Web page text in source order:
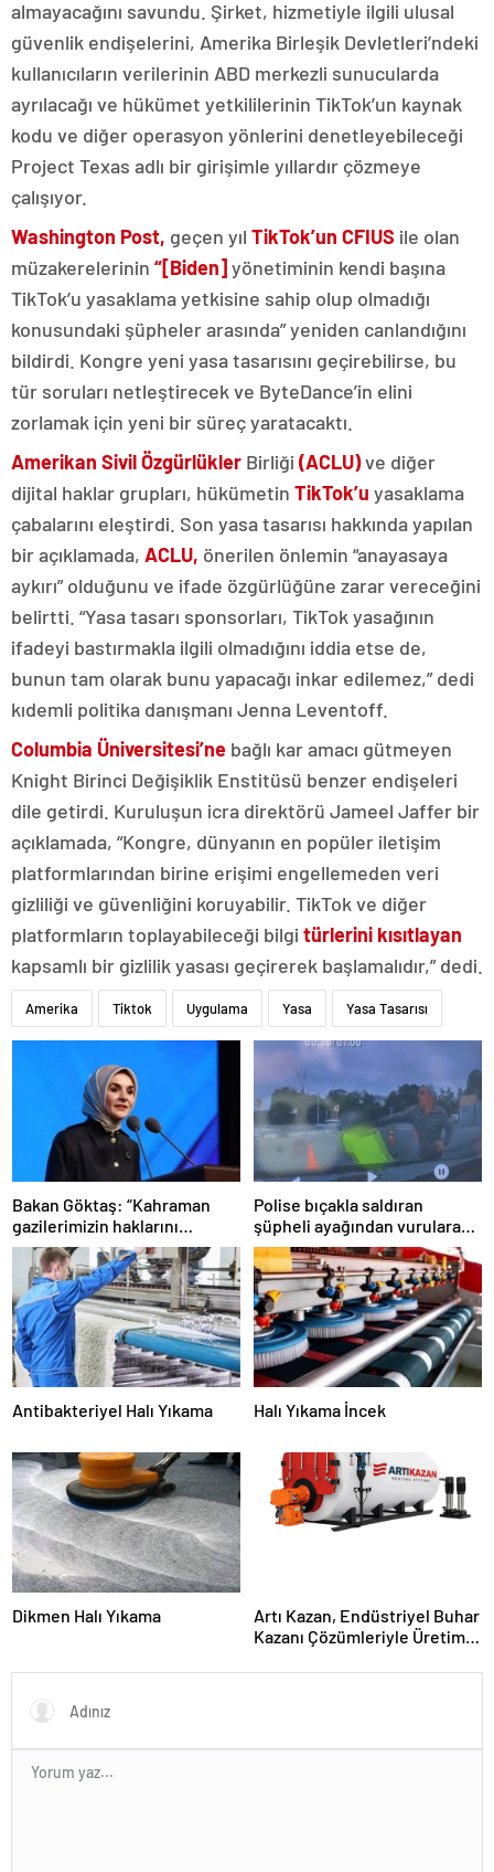
almayacağını savundu. Şirket, hizmetiyle ilgili ulusal
güvenlik endişelerini, Amerika Birleşik Devletleri’ndeki
kullanıcıların verilerinin ABD merkezli sunucularda
ayrılacağı ve hükümet yetkililerinin TikTok’un kaynak
kodu ve diğer operasyon yönlerini denetleyebileceği
Project Texas adlı bir girişimle yıllardır çözmeye
çalışıyor.
Washington Post, geçen yıl TikTok’un CFIUS ile olan
müzakerelerinin “[Biden] yönetiminin kendi başına
TikTok’u yasaklama yetkisine sahip olup olmadığı
konusundaki şüpheler arasında” yeniden canlandığını
bildirdi. Kongre yeni yasa tasarısını geçirebilirse, bu
tür soruları netleştirecek ve ByteDance’in elini
zorlamak için yeni bir süreç yaratacaktı.
Amerikan Sivil Özgürlükler Birliği (ACLU)ve diğer
dijital haklar grupları, hükümetin TikTok’u yasaklama
çabalarını eleştirdi. Son yasa tasarısı hakkında yapılan
bir açıklamada, ACLU, önerilen önlemin “anayasaya
aykırı” olduğunu ve ifade özgürlüğüne zarar vereceğini
belirtti. “Yasa tasarı sponsorları, TikTok yasağının
ifadeyi bastırmakla ilgili olmadığını iddia etse de,
bunun tam olarak bunu yapacağı inkar edilemez,” dedi
kıdemli politika danışmanı Jenna Leventoff.
Columbia Üniversitesi’ne bağlı kar amacı gütmeyen
Knight Birinci Değişiklik Enstitüsü benzer endişeleri
dile getirdi. Kuruluşun icra direktörü Jameel Jaffer bir
açıklamada, “Kongre, dünyanın en popüler iletişim
platformlarından birine erişimi engellemeden veri
gizliliği ve güvenliğini koruyabilir. TikTok ve diğer
platformların toplayabileceği bilgi türlerini kısıtlayan
kapsamlı bir gizlilik yasası geçirerek başlamalıdır,” dedi.
Amerika Tiktok Uygulama Yasa Yasa Tasarısı
Bakan Göktaş: “Kahraman
gazilerimizin haklarını
güçlendiren yeni bir dönemin
kapılarını aralıyoruz”
Polise bıçakla saldıran
şüpheli ayağından vurularak
yakalandı
Antibakteriyel Halı Yıkama Halı Yıkama İncek
Dikmen Halı Yıkama
Artı Kazan, Endüstriyel Buhar
Kazanı Çözümleriyle Üretim
Sunuyor